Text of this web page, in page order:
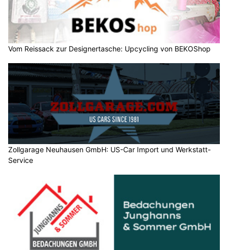
Vom Reissack zur Designertasche: Upcycling von BEKOShop
Zollgarage Neuhausen GmbH: US-Car Import und Werkstatt-
Service